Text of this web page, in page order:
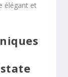
élégant et